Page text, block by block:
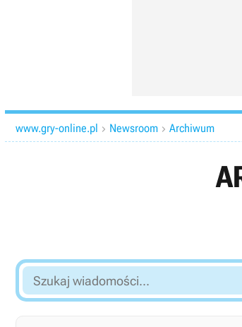
www.gry-online.pl  Newsroom  Archiwum
Szukaj
wiadomości...